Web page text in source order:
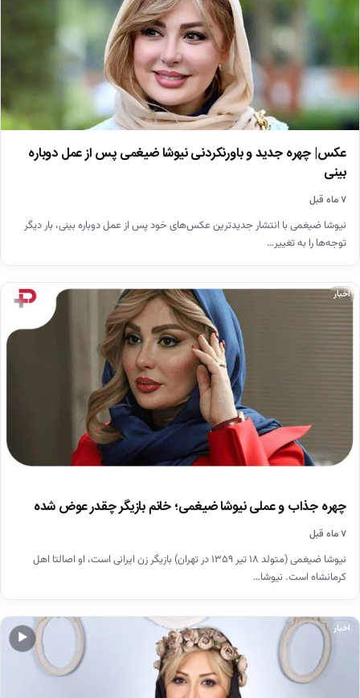
عکس| چهره جدید و باورنکردنی نیوشا ضیغمی پس از عمل دوباره
بینی
۷ ماه قبل
نیوشا ضیغمی با انتشار جدیدترین عکس‌های خود پس از عمل دوباره بینی، بار دیگر
توجه‌ها را به تغییر…
اخبار
چهره جذاب و عملی نیوشا ضیغمی؛ خانم بازیگر چقدر عوض شده
۷ ماه قبل
نیوشا ضیغمی (متولد ۱۸ تیر ۱۳۵۹ در تهران) بازیگر زن ایرانی است، او اصالتا اهل
كرمانشاه است. نیوشا…
▶
اخبار